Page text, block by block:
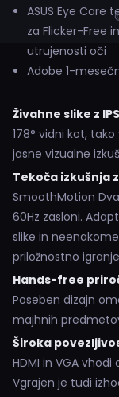
ASUS Eye Care
za Flicker-Free
utrujenosti oči
Adobe 1-
Živahne slike z
178° vidni kot,
jasne vizualne
Tekoča izkušnja z
SmoothMotion
60Hz zasloni.
slike in
priložnostno
Hands-free
Poseben dizajn
majhnih
Široka
HDMI in VGA
Vgrajen je tudi